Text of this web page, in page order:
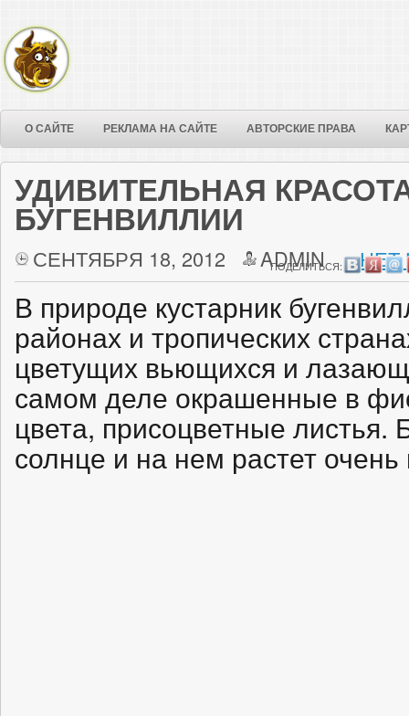
О САЙТЕ РЕКЛАМА НА САЙТЕ АВТОРСКИЕ ПРАВА
УДИВИТЕЛЬНАЯ
БУГЕНВИЛЛИИ
СЕНТЯБРЯ 18, 2012 ADMIN НЕТ
ПОДЕЛИТЬСЯ:
В природе кустарник
районах и тропических
цветущих вьющихся и
самом деле окрашенные в
цвета, присоцветные листья.
солнце и на нем растет